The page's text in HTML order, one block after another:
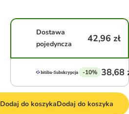
Dostawa
pojedyncza
42,96 zł
-10% 38,68
Dodaj do koszykaDodaj do koszyka